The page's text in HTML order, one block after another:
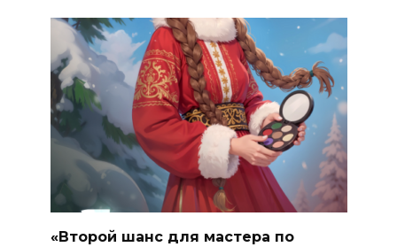
«Второй шанс для мастера по